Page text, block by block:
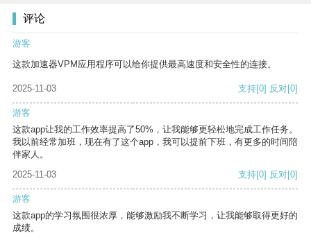
评论
游客
这款加速器VPM应用程序可以给你提供最高速度和安全性的连接。
2025-11-03 支持[0] 反对[0]
游客
这款app让我的工作效率提高了50%，让我能够更轻松地完成工作任务。
我以前经常加班，现在有了这个app，我可以提前下班，有更多的时间陪
伴家人。
2025-11-03
支持[0] 反对[0]
游客
这款app的学习氛围很浓厚，能够激励我不断学习，让我能够取得更好的
成绩。